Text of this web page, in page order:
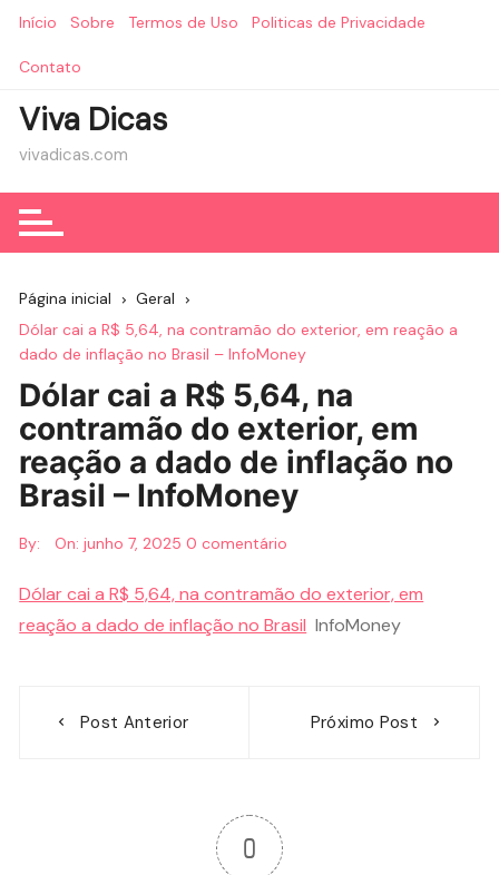
Início Sobre Termos de Uso Politicas de Privacidade
Contato
Viva Dicas
vivadicas.com
Página inicial
Geral
Dólar cai a R$ 5,64, na contramão do exterior, em reação a
dado de inflação no Brasil – InfoMoney
Dólar cai a R$ 5,64, na
contramão do exterior, em
reação a dado de inflação no
Brasil – InfoMoney
By: On:junho 7, 2025 0 comentário
Dólar cai a R$ 5,64, na contramão do exterior, em
reação a dado de inflação no Brasil InfoMoney
Post Anterior Próximo Post
0